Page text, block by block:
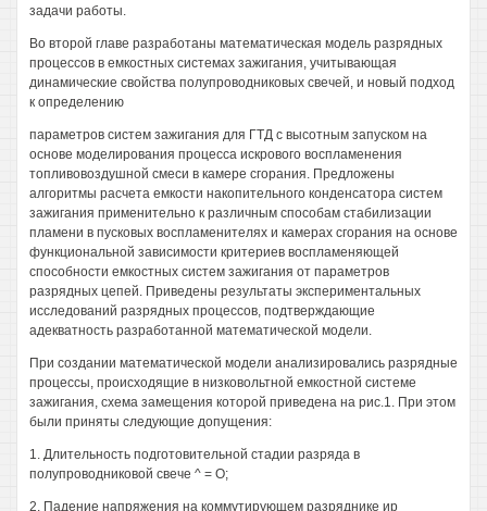
задачи работы.
Во второй главе разработаны математическая модель разрядных
процессов в емкостных системах зажигания, учитывающая
динамические свойства полупроводниковых свечей, и новый подход
к определению
параметров систем зажигания для ГТД с высотным запуском на
основе моделирования процесса искрового воспламенения
топливовоздушной смеси в камере сгорания. Предложены
алгоритмы расчета емкости накопительного конденсатора систем
зажигания применительно к различным способам стабилизации
пламени в пусковых воспламенителях и камерах сгорания на основе
функциональной зависимости критериев воспламеняющей
способности емкостных систем зажигания от параметров
разрядных цепей. Приведены результаты экспериментальных
исследований разрядных процессов, подтверждающие
адекватность разработанной математической модели.
При создании математической модели анализировались разрядные
процессы, происходящие в низковольтной емкостной системе
зажигания, схема замещения которой приведена на рис.1. При этом
были приняты следующие допущения:
1. Длительность подготовительной стадии разряда в
полупроводниковой свече ^ = О;
2. Падение напряжения на коммутирующем разряднике ир